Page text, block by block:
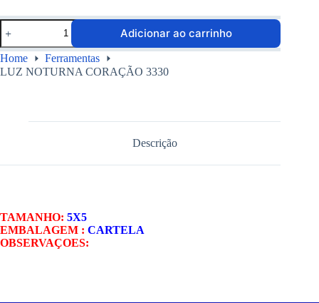
Adicionar ao carrinho
Home
Ferramentas
LUZ NOTURNA CORAÇÃO 3330
Descrição
TAMANHO: 5X5
EMBALAGEM : CARTELA
OBSERVAÇOES: